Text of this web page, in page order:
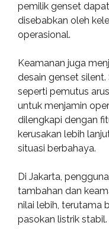
pemilik genset
disebabkan oleh
operasional.
Keamanan juga
desain genset
seperti pemutus
untuk menjamin
dilengkapi dengan
kerusakan lebih
situasi berbahaya.
Di Jakarta,
tambahan dan
nilai lebih, terutama
pasokan listrik